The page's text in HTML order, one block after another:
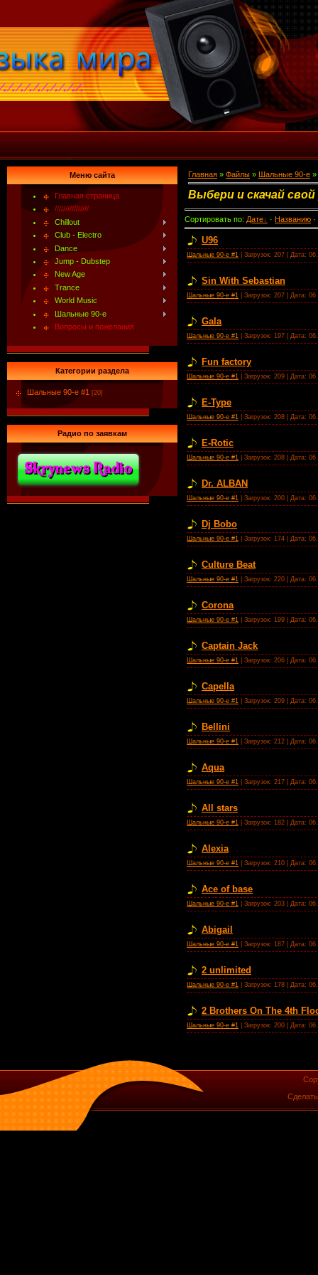
Меню сайта
Главная страница
////////////////
Chillout
Club - Electro
Dance
Jump - Dubstep
New Age
Trance
World Music
Шальные 90-е
Вопросы и пожелания
Категории раздела
Шальные 90-е #1 [20]
Радио по заявкам
Главная » Файлы » Шальные 90-е »
Выбери и скачай
Сортировать по: Дате · Названию ·
U96
Шальные 90-е #1 | Загрузок: 207 | Дата:
Sin With Sebastian
Шальные 90-е #1 | Загрузок: 207 | Дата:
Gala
Шальные 90-е #1 | Загрузок: 197 | Дата:
Fun factory
Шальные 90-е #1 | Загрузок: 209 | Дата:
E-Type
Шальные 90-е #1 | Загрузок: 208 | Дата:
E-Rotic
Шальные 90-е #1 | Загрузок: 208 | Дата:
Dr. ALBAN
Шальные 90-е #1 | Загрузок: 200 | Дата:
Dj Bobo
Шальные 90-е #1 | Загрузок: 174 | Дата:
Culture Beat
Шальные 90-е #1 | Загрузок: 220 | Дата:
Corona
Шальные 90-е #1 | Загрузок: 199 | Дата:
Captain Jack
Шальные 90-е #1 | Загрузок: 206 | Дата:
Capella
Шальные 90-е #1 | Загрузок: 209 | Дата:
Bellini
Шальные 90-е #1 | Загрузок: 212 | Дата:
Aqua
Шальные 90-е #1 | Загрузок: 217 | Дата:
All stars
Шальные 90-е #1 | Загрузок: 182 | Дата:
Alexia
Шальные 90-е #1 | Загрузок: 210 | Дата:
Ace of base
Шальные 90-е #1 | Загрузок: 203 | Дата:
Abigail
Шальные 90-е #1 | Загрузок: 187 | Дата:
2 unlimited
Шальные 90-е #1 | Загрузок: 178 | Дата:
2 Brothers On The 4th
Шальные 90-е #1 | Загрузок: 200 | Дата: